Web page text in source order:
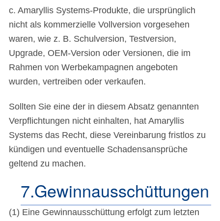
c. Amaryllis Systems-Produkte, die ursprünglich
nicht als kommerzielle Vollversion vorgesehen
waren, wie z. B. Schulversion, Testversion,
Upgrade, OEM-Version oder Versionen, die im
Rahmen von Werbekampagnen angeboten
wurden, vertreiben oder verkaufen.
Sollten Sie eine der in diesem Absatz genannten
Verpflichtungen nicht einhalten, hat Amaryllis
Systems das Recht, diese Vereinbarung fristlos zu
kündigen und eventuelle Schadensansprüche
geltend zu machen.
7.Gewinnausschüttungen
(1) Eine Gewinnausschüttung erfolgt zum letzten